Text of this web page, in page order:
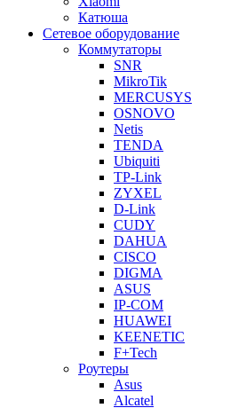
Катюша
Сетевое оборудование
Коммутаторы
SNR
MikroTik
MERCUSYS
OSNOVO
Netis
TENDA
Ubiquiti
TP-Link
ZYXEL
D-Link
CUDY
DAHUA
CISCO
DIGMA
ASUS
IP-COM
HUAWEI
KEENETIC
F+Tech
Роутеры
Asus
Alcatel